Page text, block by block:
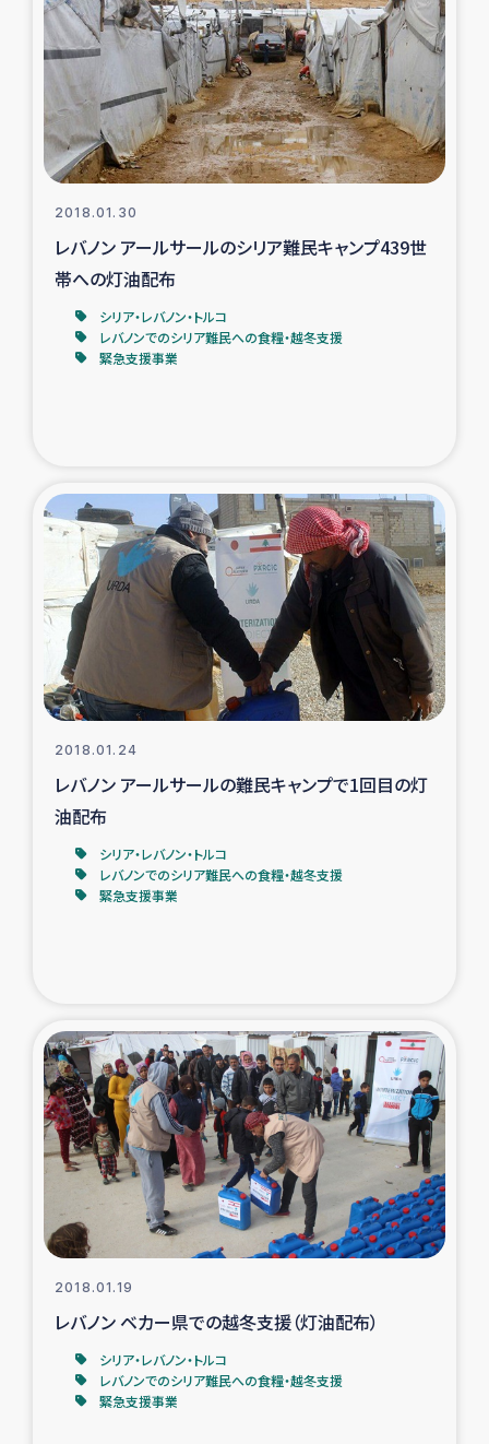
漁民によるマングローブ植林活動
レバノンでのシリア難民への食糧・越冬支援
レバノンにおける緊急支援
レバノンでのシリア難民への教育支援事業
レバノンでのシリア難民・レバノン人への農業支援
海外ルーツの市民との共生
復興応援隊の活動
仮設住宅生活支援・農業復興支援
漁業復興支援
インターン・ボランティア日誌
居場所づくり
ガザ空爆被災者への食料支援と農家生産支援
ガザ地区における被災住民への緊急支援
ガザ地区酪農を通した女性グループの生計支援
ふりかけ普及と食生活改善による栄養改善事業
フェアトレード事業
緊急支援事業
女性の生計向上を通じた子どもの栄養改善事業
民際教育
2018.01.30
レバノン アールサールのシリア難民キャンプ439世
帯への灯油配布
シリア・レバノン・トルコ
レバノンでのシリア難民への食糧・越冬支援
緊急支援事業
2018.01.24
レバノン アールサールの難民キャンプで1回目の灯
油配布
シリア・レバノン・トルコ
レバノンでのシリア難民への食糧・越冬支援
緊急支援事業
2018.01.19
レバノン ベカー県での越冬支援（灯油配布）
シリア・レバノン・トルコ
レバノンでのシリア難民への食糧・越冬支援
緊急支援事業